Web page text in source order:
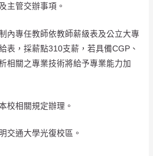
主管交辦事項。
內專任教師依教師薪級表及公立大專
表，採薪點310支薪，若具備CGP、
相關之專業技術將給予專業能力加
校相關規定辦理。
交通大學光復校區。